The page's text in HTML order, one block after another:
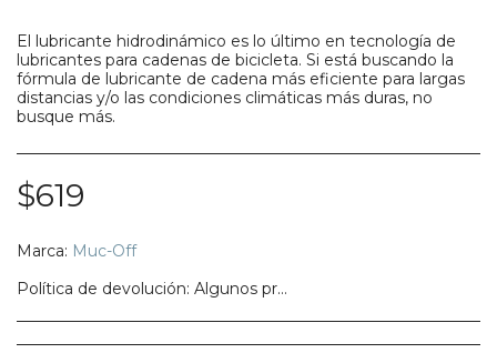
El lubricante hidrodinámico es lo último en tecnología de
lubricantes para cadenas de bicicleta. Si está buscando la
fórmula de lubricante de cadena más eficiente para largas
distancias y/o las condiciones climáticas más duras, no
busque más.
$619
Marca: Muc-Off
Política de devolución: Algunos productos no califican para ser regresados, te pedimos confirmes bien tu talla, modelo o estilo.